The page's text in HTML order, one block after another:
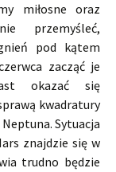
miłosne oraz
przemyśleć,
pod kątem
zacząć je
okazać się
kwadratury
Sytuacja
znajdzie się w
trudno będzie